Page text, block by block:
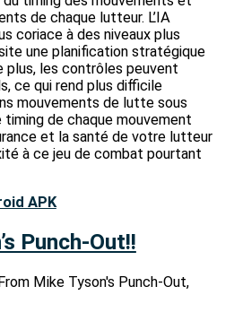
de chaque lutteur. L’IA
coriace à des niveaux plus
une planification stratégique
plus, les contrôles peuvent
ce qui rend plus difficile
mouvements de lutte sous
de chaque mouvement
et la santé de votre lutteur
à ce jeu de combat pourtant
APK
Punch-Out!!